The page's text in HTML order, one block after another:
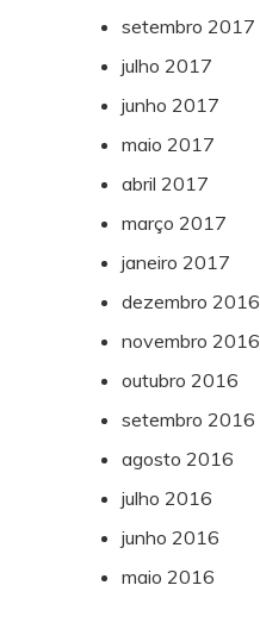
setembro 2017
julho 2017
junho 2017
maio 2017
abril 2017
março 2017
janeiro 2017
dezembro 2016
novembro 2016
outubro 2016
setembro 2016
agosto 2016
julho 2016
junho 2016
maio 2016